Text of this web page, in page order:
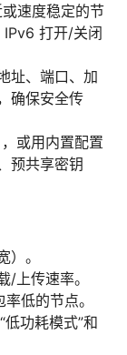
速度稳定的节
打开/关闭
址、端口、加
确保安全传
或用内置配置
预共享密钥
。
/上传速率。
低的节点。
功耗模式”和